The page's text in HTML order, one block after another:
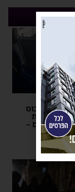
באוטובוס
ניפץ את
הנוסעים –
בבכי
11:34
פרסומת